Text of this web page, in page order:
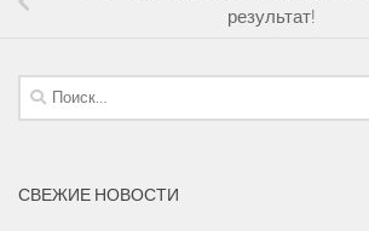
результат!
Найти:
СВЕЖИЕ НОВОСТИ